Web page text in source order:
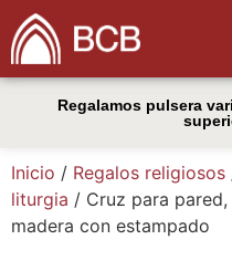
Regalamos pulsera
Inicio / Regalos religiosos
liturgia / Cruz para
madera con estampado